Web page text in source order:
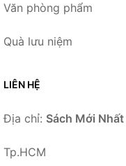
Văn phòng phẩm
Quà lưu niệm
LIÊN HỆ
Địa chỉ: Sách Mới Nhất
Tp.HCM